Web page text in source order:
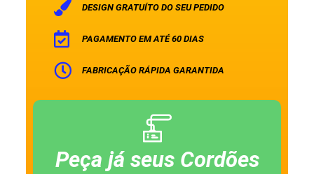
DESIGN GRATUÍTO DO SEU PEDIDO
PAGAMENTO EM ATÉ 60 DIAS
FABRICAÇÃO RÁPIDA GARANTIDA
Peça já seus Cordões